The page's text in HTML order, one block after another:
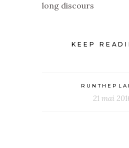
long discours
KEEP
21 mai